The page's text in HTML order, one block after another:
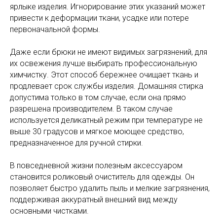
ярлыке изделия. Игнорирование этих указаний может
привести к деформации ткани, усадке или потере
первоначальной формы.
Даже если брюки не имеют видимых загрязнений, для
их освежения лучше выбирать профессиональную
химчистку. Этот способ бережнее очищает ткань и
продлевает срок службы изделия. Домашняя стирка
допустима только в том случае, если она прямо
разрешена производителем. В таком случае
используется деликатный режим при температуре не
выше 30 градусов и мягкое моющее средство,
предназначенное для ручной стирки.
В повседневной жизни полезным аксессуаром
становится роликовый очиститель для одежды. Он
позволяет быстро удалить пыль и мелкие загрязнения,
поддерживая аккуратный внешний вид между
основными чистками.